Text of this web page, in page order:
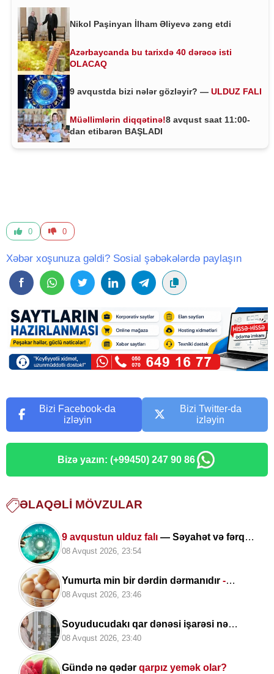
Nikol Paşinyan İlham Əliyevə zəng etdi
Azərbaycanda bu tarixdə 40 dərəcə isti
OLACAQ
9 avqustda bizi nələr gözləyir? — ULDUZ FALI
Müəllimlərin diqqətinə!8 avqust saat 11:00-
dan etibarən BAŞLADI
0 0
Xəbər xoşunuza gəldi? Sosial şəbəkələrdə paylaşın
Bizi Facebook-da
izləyin
Bizi Twitter-da
izləyin
Bizə yazın: (+99450) 247 90 86
ƏLAQƏLI MÖVZULAR
9 avqustun ulduz falı — Səyahət və fərqli
təcrübələr üçün uğurlu gündür
08 Avqust 2026, 23:54
Yumurta min bir dərdin dərmanıdır -
ARAŞDIRMA
08 Avqust 2026, 23:46
Soyuducudakı qar dənəsi işarəsi nə
deməkdir? - Çoxları ondan istifadə edə
bilmir
08 Avqust 2026, 23:40
Gündə nə qədər qarpız yemək olar?